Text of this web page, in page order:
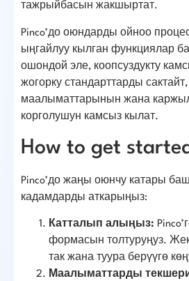
тажрыйбасын жакшыртат.
Pinco’до оюндарды ойноо
ыңгайлуу кылган функциялар
ошондой эле, коопсуздукту
жогорку стандарттарды
маалыматтарынын жана
корголушун камсыз кылат.
How to get
Pinco’до жаңы оюнчу катары
кадамдарды аткарыңыз:
Катталып алыңыз:
формасын толтуруңуз.
так жана туура берүүгө
Маалыматтарды